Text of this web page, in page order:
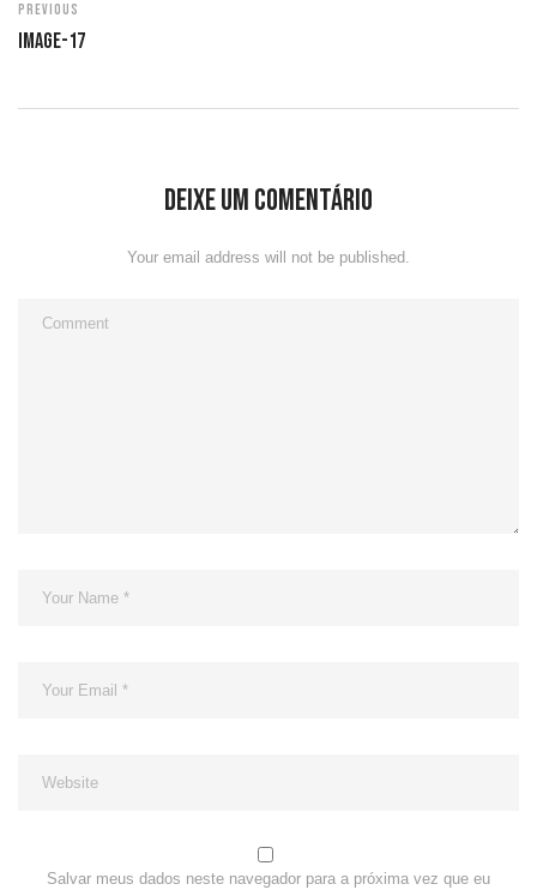
Previous
Image-17
Deixe um comentário
Your email address will not be published.
Salvar meus dados neste navegador para a próxima vez que eu